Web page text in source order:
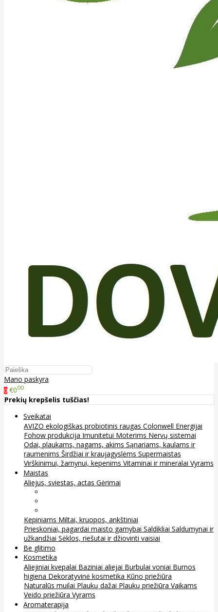
Mano paskyra
0 €000
Prekių krepšelis tuščias!
Sveikatai
AVIZO ekologiškas probiotinis raugas Colonwell Energijai
Fohow produkcija Imunitetui Moterims Nervų sistemai
Odai, plaukams, nagams, akims Sąnariams, kaulams ir
raumenims Širdžiai ir kraujagyslėms Supermaistas
Virškinimui, žarnynui, kepenims Vitaminai ir mineralai Vyrams
Maistas
Aliejus, sviestas, actas Gėrimai
Kepiniams Miltai, kruopos, ankštiniai
Prieskoniai, pagardai maisto gamybai Saldikliai Saldumynai ir
užkandžiai Sėklos, riešutai ir džiovinti vaisiai
Be glitimo
Kosmetika
Aliejiniai kvepalai Baziniai aliejai Burbulai voniai Burnos
higiena Dekoratyvinė kosmetika Kūno priežiūra
Naturalūs muilai Plaukų dažai Plaukų priežiūra Vaikams
Veido priežiūra Vyrams
Aromaterapija